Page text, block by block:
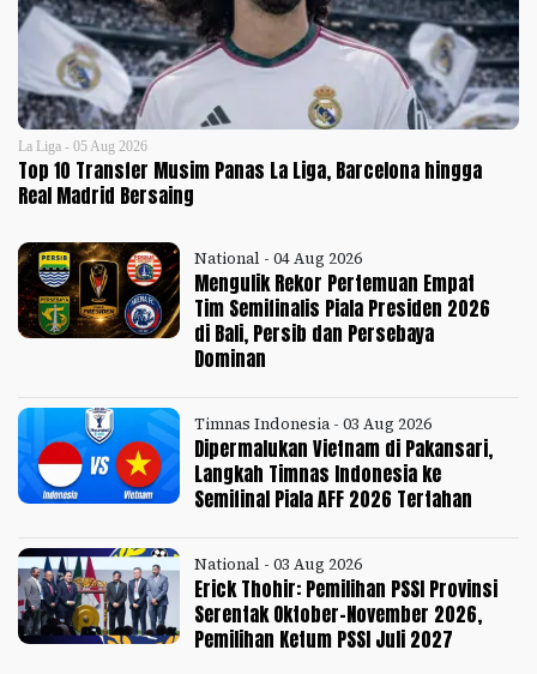
La Liga - 05 Aug 2026
Top 10 Transfer Musim Panas La Liga, Barcelona hingga
Real Madrid Bersaing
National - 04 Aug 2026
Mengulik Rekor Pertemuan Empat
Tim Semifinalis Piala Presiden 2026
di Bali, Persib dan Persebaya
Dominan
Timnas Indonesia - 03 Aug 2026
Dipermalukan Vietnam di Pakansari,
Langkah Timnas Indonesia ke
Semifinal Piala AFF 2026 Tertahan
National - 03 Aug 2026
Erick Thohir: Pemilihan PSSI Provinsi
Serentak Oktober-November 2026,
Pemilihan Ketum PSSI Juli 2027